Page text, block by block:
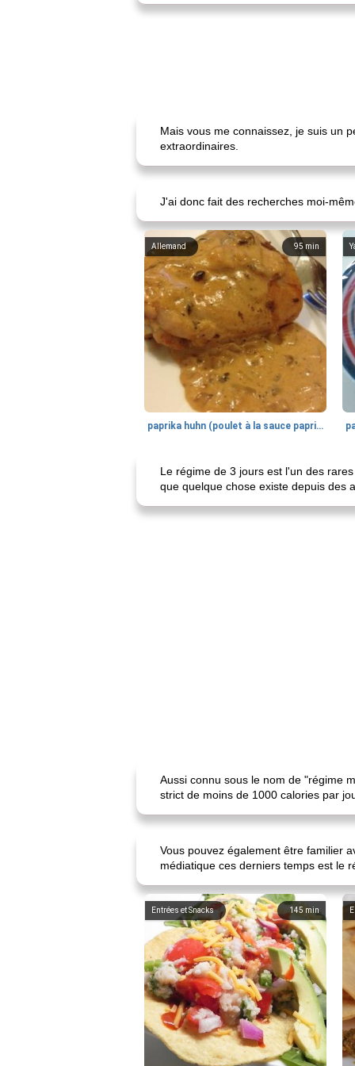
Mais vous me connaissez, je suis un
extraordinaires.
J'ai donc fait des recherches moi-
95min
Allemand
paprika huhn (poulet à la sauce paprika).
Le régime de 3 jours est l'un des
que quelque chose existe depuis des
Aussi connu sous le nom de "régime
strict de moins de 1000 calories par
Vous pouvez également être familier
médiatique ces derniers temps est le
145 min
Entrées et Snacks